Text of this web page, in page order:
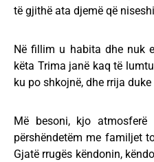
të gjithë ata djemë që
Në fillim u habita dhe nuk
këta Trima janë kaq të
ku po shkojnë, dhe rrija
Më besoni, kjo
përshëndetëm me familjet
Gjatë rrugës këndonin,